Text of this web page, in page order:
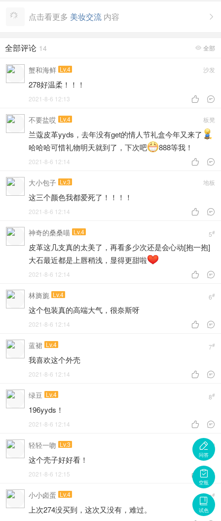

点击看更多 美妆交流 内容
 全部
全部评论 14
沙发
蟹和海鲜 Lv.4
278好温柔！！！
 
2021-8-6 12:13
板凳
不要盐哎 Lv.4
兰蔻皮革yyds，去年没有get的情人节礼盒今年又来了
哈哈哈可惜礼物明天就到了，下次吧
888等我！
 
2021-8-6 12:14
地板
大小包子 Lv.3
这三个颜色我都爱死了！！！！
 
2021-8-6 12:14
5#
神奇的桑桑喵 Lv.4
皮革这几支真的太美了，再看多少次还是会心动[抱一抱]
大石最近都是上唇稍浅，显得更甜啦
 
2021-8-6 12:14
6#
林旖旎 Lv.4
这个包装真的高端大气，很奈斯呀
 
2021-8-6 12:14
7#
蓝裙 Lv.4
我喜欢这个外壳
 
2021-8-6 12:14
8#
绿豆 Lv.4
196yyds！
 
2021-8-6 12:14
#
轻轻一吻 Lv.3
这个壳子好好看！
 
2021-8-6 12:15
10#
小小卤蛋 Lv.4
上次274没买到，这次又没有，难过。

问答

空瓶

试色